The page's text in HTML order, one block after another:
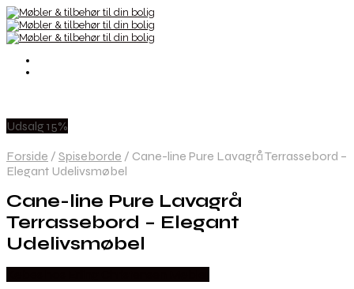
Udsalg 15%
Forside / Spiseborde / Cane-line Pure Lavagrå Terrassebord –
Elegant Udelivsmøbel
Cane-line Pure Lavagrå
Terrassebord – Elegant
Udelivsmøbel